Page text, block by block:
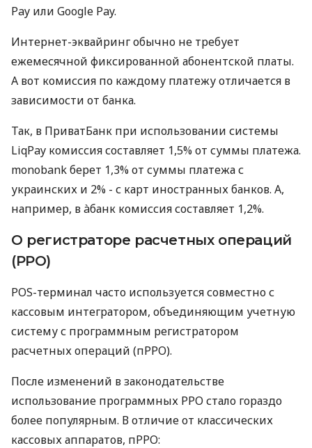
Pay или Google Pay.
Интернет-эквайринг обычно не требует
ежемесячной фиксированной абонентской платы.
А вот комиссия по каждому платежу отличается в
зависимости от банка.
Так, в ПриватБанк при использовании системы
LiqPay комиссия составляет 1,5% от суммы платежа.
monobank берет 1,3% от суммы платежа с
украинских и 2% - с карт иностранных банков. А,
например, в àбанк комиссия составляет 1,2%.
О регистраторе расчетных операций
(РРО)
POS-терминал часто используется совместно с
кассовым интегратором, объединяющим учетную
систему с программным регистратором
расчетных операций (пРРО).
После изменений в законодательстве
использование программных РРО стало гораздо
более популярным. В отличие от классических
кассовых аппаратов, пРРО: